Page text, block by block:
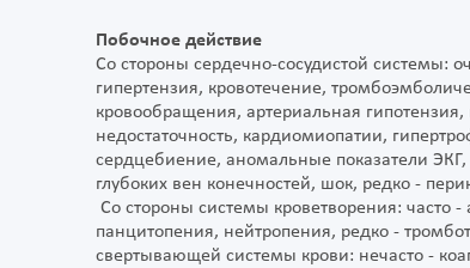
Побочное действие
Со стороны сердечно-сосудистой системы:
гипертензия, кровотечение,
кровообращения, артериальная
недостаточность, кардиомиопатии,
сердцебиение, аномальные показатели
глубоких вен конечностей, шок, редко -
Со стороны системы кроветворения: часто
панцитопения, нейтропения, редко -
свертывающей системы крови: нечасто -